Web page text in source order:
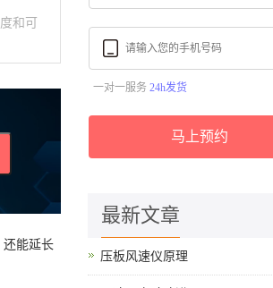
和可
还能延长
一对一服务 24h发货
马上预约
最新文章
压板风速仪原理